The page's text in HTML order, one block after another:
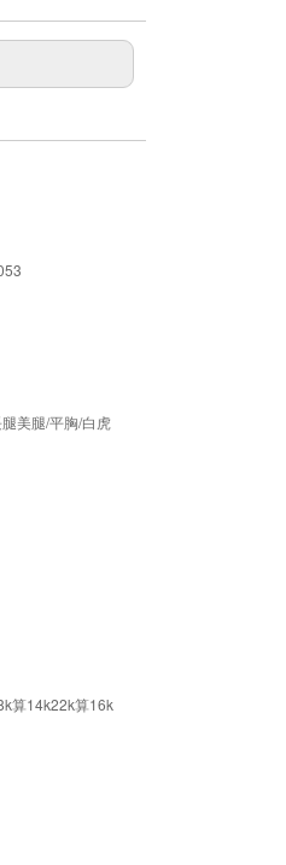
美腿/平胸/白虎
算14k22k算16k